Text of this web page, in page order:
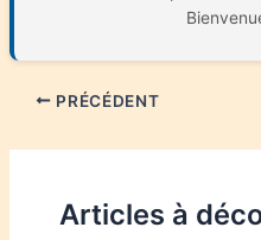
PRÉCÉDENT
Articles à